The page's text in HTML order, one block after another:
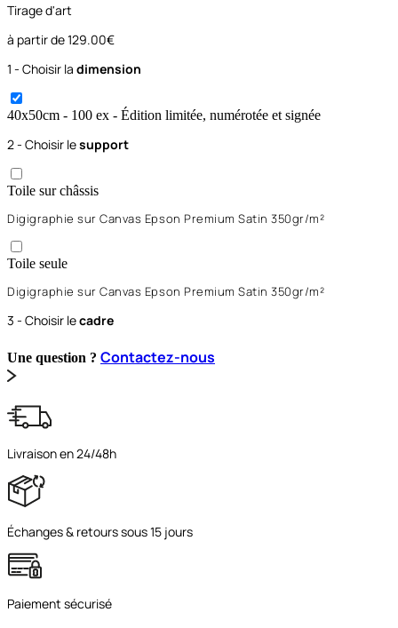
Tirage d'art
à partir de129.00€
1 - Choisir la dimension
40x50cm - 100 ex - Édition limitée, numérotée et signée
2 - Choisir lesupport
Toile sur châssis
Digigraphie sur Canvas Epson Premium Satin 350gr/m²
Toile seule
Digigraphie sur Canvas Epson Premium Satin 350gr/m²
3 - Choisir lecadre
Une question ? Contactez-nous
Livraison en 24/48h
Échanges & retours sous 15 jours
Paiement sécurisé